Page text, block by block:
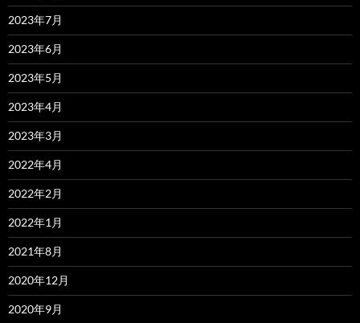
2023年7月
2023年6月
2023年5月
2023年4月
2023年3月
2022年4月
2022年2月
2022年1月
2021年8月
2020年12月
2020年9月